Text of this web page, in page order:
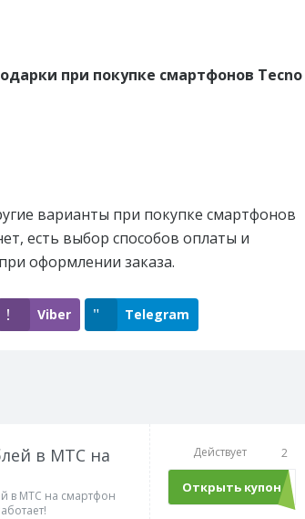
при покупке смартфонов Tecno
варианты при покупке смартфонов
есть выбор способов оплаты и
оформлении заказа.
Viber Telegram
в МТС на
в МТС на смартфон
Действует 2
Открыть купон
MTS76